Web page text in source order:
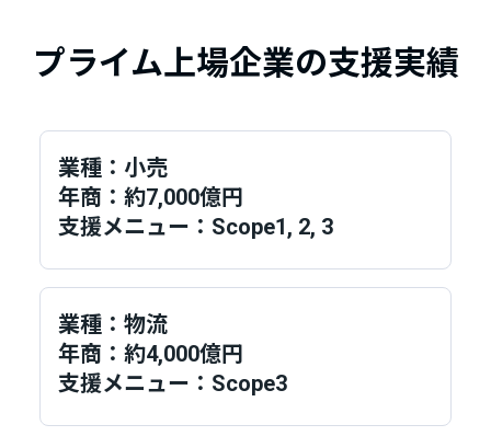
プライム上場企業の支援実績
業種：小売
年商：約7,000億円
支援メニュー：Scope1, 2, 3
業種：物流
年商：約4,000億円
支援メニュー：Scope3